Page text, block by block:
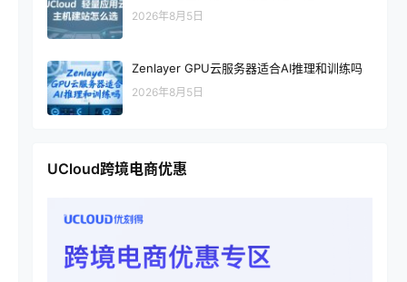
2026年8月5日
Zenlayer GPU云服务器适合AI推理和训练吗
2026年8月5日
UCloud跨境电商优惠